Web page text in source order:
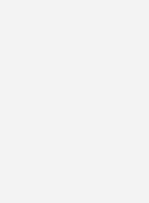
werden, bestimmt
nach dem in der
der Rechnung kein
mit Erhalt der Rechnung
Angabe der